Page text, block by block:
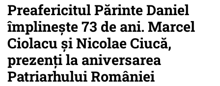
Preafericitul Părinte Daniel
împlinește 73 de ani. Marcel
Ciolacu și Nicolae Ciucă,
prezenți la aniversarea
Patriarhului României